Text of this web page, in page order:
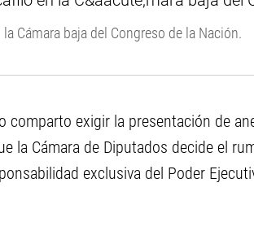
Cámara baja del Congreso de la Nación.
comparto exigir la presentación de
la Cámara de Diputados decide el
exclusiva del Poder